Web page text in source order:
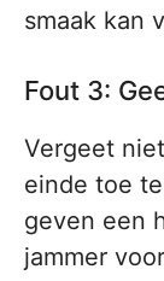
smaak kan
Fout 3:
Vergeet
einde toe
geven een
jammer